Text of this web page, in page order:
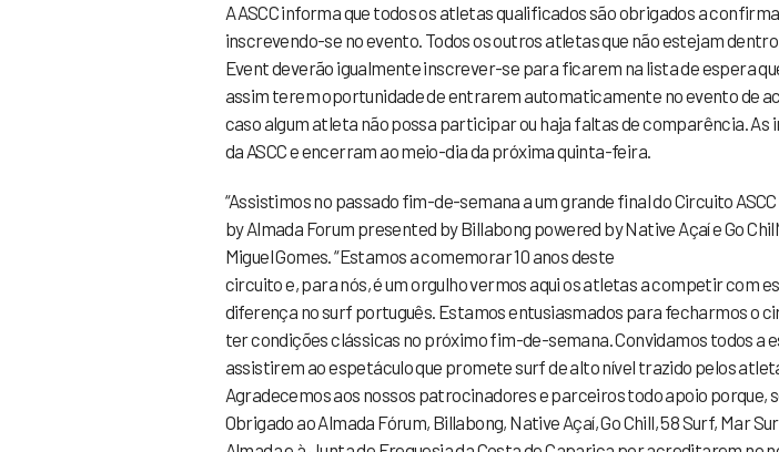
A ASCC informa que todos os atletas qualificados são obrigados a
inscrevendo-se no evento. Todos os outros atletas que não estejam
Event deverão igualmente inscrever-se para ficarem na lista de espera
assim terem oportunidade de entrarem automaticamente no evento de
caso algum atleta não possa participar ou haja faltas de comparência.
da ASCC e encerram ao meio-dia da próxima quinta-feira.
“Assistimos no passado fim-de-semana a um grande final do Circuito
by Almada Forum presented by Billabong powered by Native Açaí e Go
Miguel Gomes. “Estamos a comemorar 10 anos deste
circuito e, para nós, é um orgulho vermos aqui os atletas a competir com
diferença no surf português. Estamos entusiasmados para fecharmos o
ter condições clássicas no próximo fim-de-semana. Convidamos todos a
assistirem ao espetáculo que promete surf de alto nível trazido pelos
Agradecemos aos nossos patrocinadores e parceiros todo apoio porque,
Obrigado ao Almada Fórum, Billabong, Native Açaí, Go Chill, 58 Surf, Mar